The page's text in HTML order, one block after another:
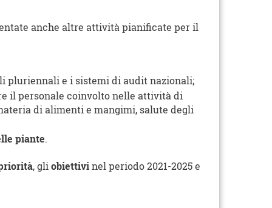
anche altre attività pianificate per il
pluriennali e i sistemi di audit nazionali;
il personale coinvolto nelle attività di
di alimenti e mangimi, salute degli
piante.
, gli obiettivi nel periodo 2021-2025 e